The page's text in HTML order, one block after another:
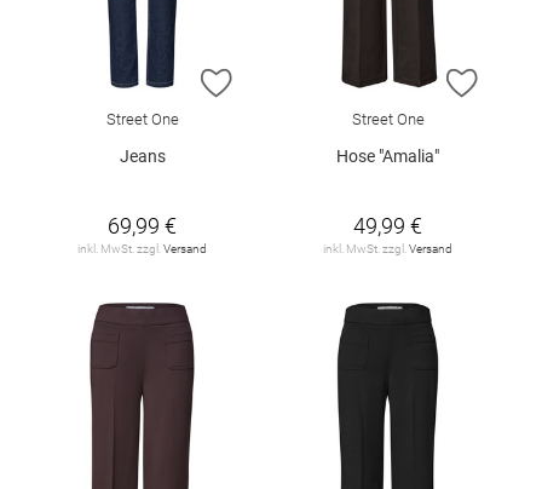
ZUR WUNSCHLISTE HINZUFÜGEN
Street One
Jeans
69,99 €
inkl. MwSt. zzgl.Versand
ZUR
Street One
Hose "Amalia"
49,99 €
inkl. MwSt. zzgl.Versand